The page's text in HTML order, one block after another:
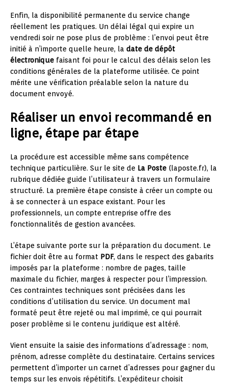
Enfin, la disponibilité permanente du service change
réellement les pratiques. Un délai légal qui expire un
vendredi soir ne pose plus de problème : l’envoi peut être
initié à n’importe quelle heure, la date de dépôt
électronique faisant foi pour le calcul des délais selon les
conditions générales de la plateforme utilisée. Ce point
mérite une vérification préalable selon la nature du
document envoyé.
Réaliser un envoi recommandé en
ligne, étape par étape
La procédure est accessible même sans compétence
technique particulière. Sur le site de La Poste (laposte.fr), la
rubrique dédiée guide l’utilisateur à travers un formulaire
structuré. La première étape consiste à créer un compte ou
à se connecter à un espace existant. Pour les
professionnels, un compte entreprise offre des
fonctionnalités de gestion avancées.
L’étape suivante porte sur la préparation du document. Le
fichier doit être au format PDF, dans le respect des gabarits
imposés par la plateforme : nombre de pages, taille
maximale du fichier, marges à respecter pour l’impression.
Ces contraintes techniques sont précisées dans les
conditions d’utilisation du service. Un document mal
formaté peut être rejeté ou mal imprimé, ce qui pourrait
poser problème si le contenu juridique est altéré.
Vient ensuite la saisie des informations d’adressage : nom,
prénom, adresse complète du destinataire. Certains services
permettent d’importer un carnet d’adresses pour gagner du
temps sur les envois répétitifs. L’expéditeur choisit